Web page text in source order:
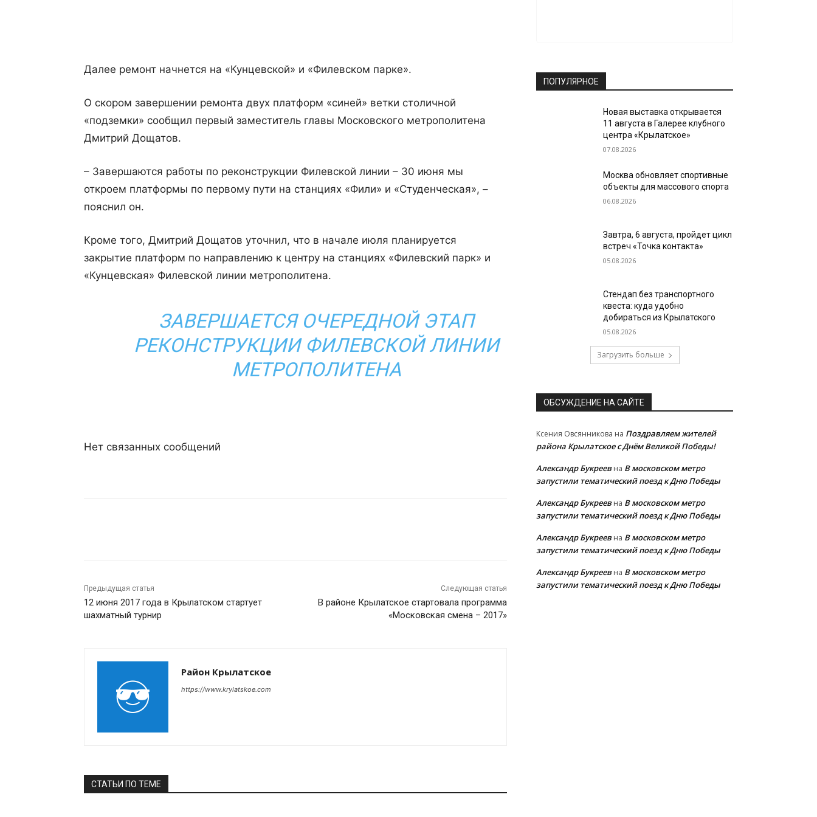
Далее ремонт начнется на «Кунцевской» и «Филевском парке».
О скором завершении ремонта двух платформ «синей» ветки столичной
«подземки» сообщил первый заместитель главы Московского метрополитена
Дмитрий Дощатов.
– Завершаются работы по реконструкции Филевской линии – 30 июня мы
откроем платформы по первому пути на станциях «Фили» и «Студенческая», –
пояснил он.
Кроме того, Дмитрий Дощатов уточнил, что в начале июля планируется
закрытие платформ по направлению к центру на станциях «Филевский парк» и
«Кунцевская» Филевской линии метрополитена.
ЗАВЕРШАЕТСЯ ОЧЕРЕДНОЙ ЭТАП
РЕКОНСТРУКЦИИ ФИЛЕВСКОЙ ЛИНИИ
МЕТРОПОЛИТЕНА
Нет связанных сообщений
Предыдущая статья
12 июня 2017 года в Крылатском стартует
шахматный турнир
Следующая статья
В районе Крылатское стартовала программа
«Московская смена – 2017»
Район Крылатское
https://www.krylatskoe.com
СТАТЬИ ПО ТЕМЕ
ПОПУЛЯРНОЕ
Новая выставка открывается
11 августа в Галерее клубного
центра «Крылатское»
07.08.2026
Москва обновляет спортивные
объекты для массового спорта
06.08.2026
Завтра, 6 августа, пройдет цикл
встреч «Точка контакта»
05.08.2026
Стендап без транспортного
квеста: куда удобно
добираться из Крылатского
05.08.2026
Загрузить больше
ОБСУЖДЕНИЕ НА САЙТЕ
Ксения Овсянникова на Поздравляем жителей
района Крылатское с Днём Великой Победы!
Александр Букреевна В московском метро
запустили тематический поезд к Дню Победы
Александр Букреевна В московском метро
запустили тематический поезд к Дню Победы
Александр Букреевна В московском метро
запустили тематический поезд к Дню Победы
Александр Букреевна В московском метро
запустили тематический поезд к Дню Победы